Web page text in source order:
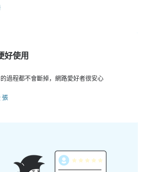
好使用
過程都不會斷掉，網路愛好者很安心
張